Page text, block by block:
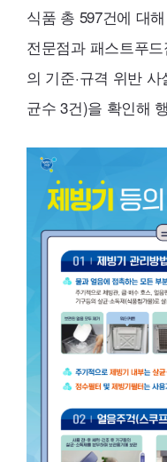
식품 총 597건에 대
전문점과 패스트푸
의 기준·규격 위반
균수 3건)을 확인해